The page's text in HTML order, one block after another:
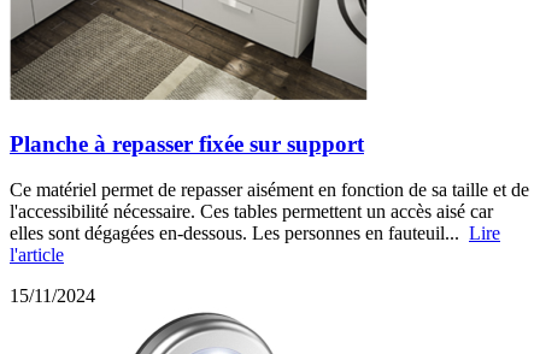
Planche à repasser fixée sur support
Ce matériel permet de repasser aisément en fonction de sa taille et de
l'accessibilité nécessaire. Ces tables permettent un accès aisé car
elles sont dégagées en-dessous. Les personnes en fauteuil... Lire
l'article
15/11/2024